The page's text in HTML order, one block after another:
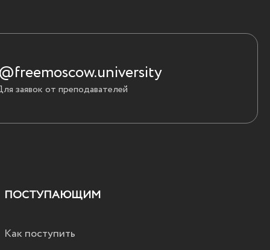
заявок от преподавателей
ПОСТУПАЮЩИМ
Как поступить